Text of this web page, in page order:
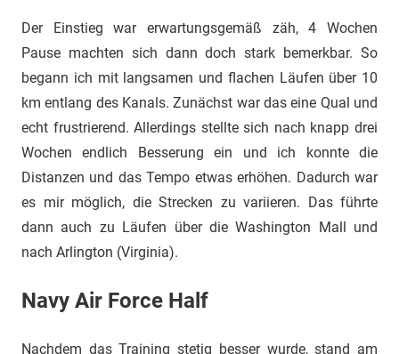
Der Einstieg war erwartungsgemäß zäh, 4 Wochen
Pause machten sich dann doch stark bemerkbar. So
begann ich mit langsamen und flachen Läufen über 10
km entlang des Kanals. Zunächst war das eine Qual und
echt frustrierend. Allerdings stellte sich nach knapp drei
Wochen endlich Besserung ein und ich konnte die
Distanzen und das Tempo etwas erhöhen. Dadurch war
es mir möglich, die Strecken zu variieren. Das führte
dann auch zu Läufen über die Washington Mall und
nach Arlington (Virginia).
Navy Air Force Half
Nachdem das Training stetig besser wurde, stand am